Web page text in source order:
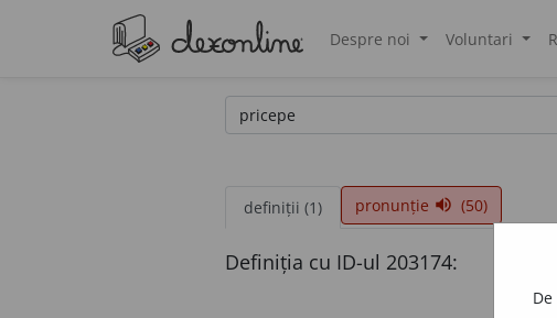
Despre noi Voluntari
definiții (1) pronunție volume_up (50)
Definiția cu ID-ul 203174: